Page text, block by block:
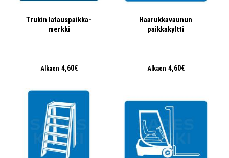
Trukin latauspaikka-
merkki
Alkaen 4,60€
Haarukkavaunun
paikkakyltti
Alkaen 4,60€